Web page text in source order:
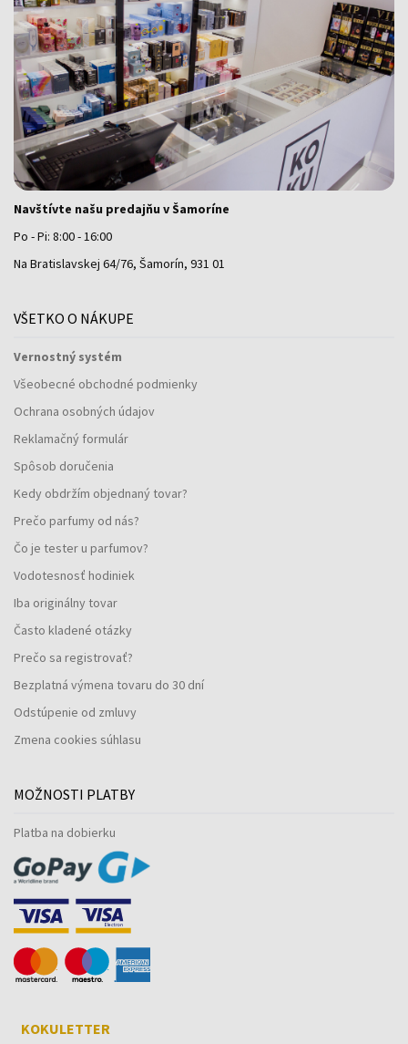
Navštívte našu predajňu v Šamoríne
Po - Pi: 8:00 - 16:00
Na Bratislavskej 64/76, Šamorín, 931 01
VŠETKO O NÁKUPE
Vernostný systém
Všeobecné obchodné podmienky
Ochrana osobných údajov
Reklamačný formulár
Spôsob doručenia
Kedy obdržím objednaný tovar?
Prečo parfumy od nás?
Čo je tester u parfumov?
Vodotesnosť hodiniek
Iba originálny tovar
Často kladené otázky
Prečo sa registrovať?
Bezplatná výmena tovaru do 30 dní
Odstúpenie od zmluvy
Zmena cookies súhlasu
MOŽNOSTI PLATBY
Platba na dobierku
KOKULETTER